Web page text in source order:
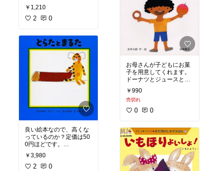
れ なあに」次のページ
をめくると、白黒の絵が
ます。
白ねぎ、れんこん、ピー
マン、タケノコ、さつま
いも、キャベツ、玉ね
ぎ、トマト、きゅうり、
にんじん、カボチャ。
実際に野菜を切ってみた
して遊ぶと、より理解が
深まりますね。
￥1,210
2 0
良い絵本なので、高くな
っているのか？定価は50
0円ほどです。
とらたが見つけた丸太。
とらたが「うまだ」と言
えば、「そりゃ、もちろ
￥3,980
2 0
お母さんが子どもにお菓
子を用意してくれます。
ドーナツとジュースとり
んご。途中まで食べた男
の子がどこかへ行ってい
る間、鳥がジュースを飲
み、熊がドーナツとリン
お皿まで！
ヘンテコで面白い絵本で
す。
￥990
売切れ
0 0